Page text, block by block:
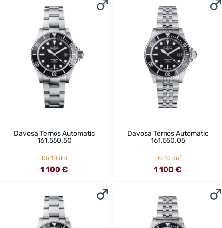
Davosa Ternos Automatic
161.550.50
Do 10 dní
1 100 €
Davosa Ternos Automatic
161.550.05
Do 10 dní
1 100 €